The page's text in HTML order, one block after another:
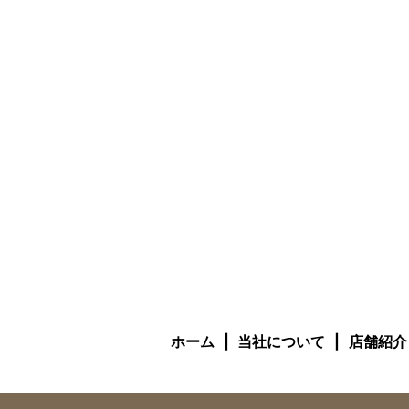
ホーム 当社について 店舗紹介